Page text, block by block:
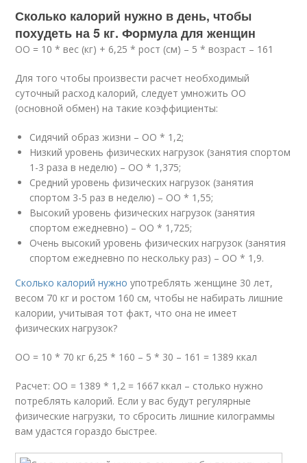
Сколько калорий нужно в день, чтобы
похудеть на 5 кг. Формула для женщин
ОO = 10 * вес (кг) + 6,25 * рост (cм) – 5 * возраст – 161
Для того чтобы произвести расчет необходимый
суточный расход калорий, следует умножить ОO
(основной обмен) на такие коэффициенты:
Сидячий образ жизни – ОO * 1,2;
Низкий уровень физических нагрузок (занятия спортом
1-3 раза в неделю) – ОO * 1,375;
Средний уровень физических нагрузок (занятия
спортом 3-5 раз в неделю) – ОO * 1,55;
Высокий уровень физических нагрузок (занятия
спортом ежедневно) – ОO * 1,725;
Очень высокий уровень физических нагрузок (занятия
спортом ежедневно по нескольку раз) – ОO * 1,9.
Сколько калорий нужно употреблять женщине 30 лет,
весом 70 кг и ростом 160 см, чтобы не набирать лишние
калории, учитывая тот факт, что она не имеет
физических нагрузок?
ОO = 10 * 70 кг 6,25 * 160 – 5 * 30 – 161 = 1389 ккал
Расчет: ОO = 1389 * 1,2 = 1667 ккал – столько нужно
потреблять калорий. Если у вас будут регулярные
физические нагрузки, то сбросить лишние килограммы
вам удастся гораздо быстрее.